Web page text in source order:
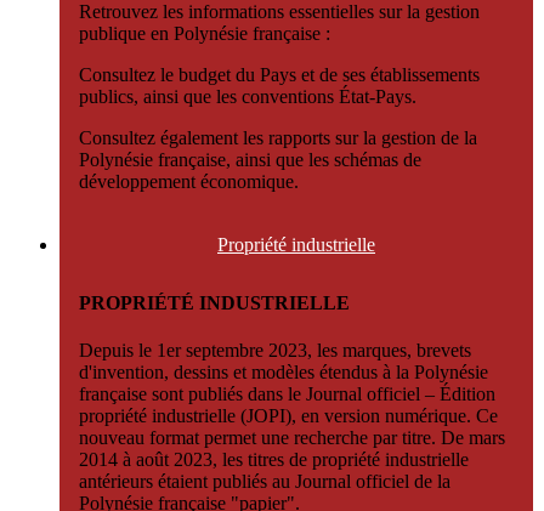
Retrouvez les informations essentielles sur la gestion
publique en Polynésie française :
Consultez le budget du Pays et de ses établissements
publics, ainsi que les conventions État-Pays.
Consultez également les rapports sur la gestion de la
Polynésie française, ainsi que les schémas de
développement économique.
Propriété industrielle
PROPRIÉTÉ INDUSTRIELLE
Depuis le 1er septembre 2023, les marques, brevets
d'invention, dessins et modèles étendus à la Polynésie
française sont publiés dans le Journal officiel – Édition
propriété industrielle (JOPI), en version numérique. Ce
nouveau format permet une recherche par titre. De mars
2014 à août 2023, les titres de propriété industrielle
antérieurs étaient publiés au Journal officiel de la
Polynésie française "papier".